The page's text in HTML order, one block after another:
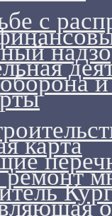
с
карта